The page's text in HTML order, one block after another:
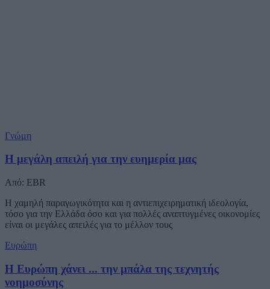
Γνώμη
Η μεγάλη απειλή για την ευημερία μας
Από: EBR
Η χαμηλή παραγωγικότητα και η αντιεπιχειρηματική ιδεολογία,
τόσο για την Ελλάδα όσο και για πολλές αναπτυγμένες οικονομίες
είναι οι μεγάλες απειλές για το μέλλον τους
Ευρώπη
Η Ευρώπη χάνει ... την μπάλα της τεχνητής
νοημοσύνης